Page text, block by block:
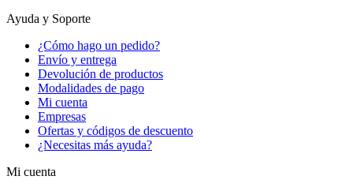
Ayuda y Soporte
¿Cómo hago un pedido?
Envío y entrega
Devolución de productos
Modalidades de pago
Mi cuenta
Empresas
Ofertas y códigos de descuento
¿Necesitas más ayuda?
Mi cuenta